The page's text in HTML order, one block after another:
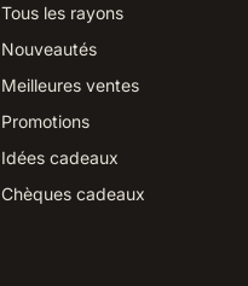
Tous les rayons
Nouveautés
Meilleures ventes
Promotions
Idées cadeaux
Chèques cadeaux